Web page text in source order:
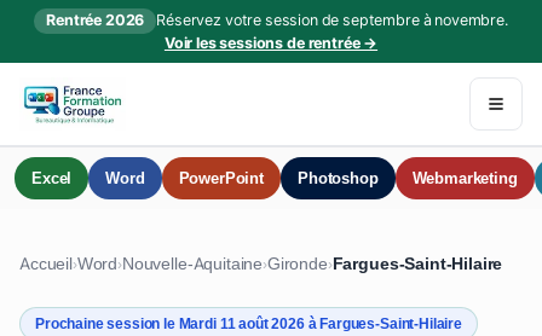
Rentrée 2026
Réservez votre session de septembre à novembre.
Voir les sessions de rentrée →
Excel Word PowerPoint Photoshop Webmarketing
Accueil›Word›Nouvelle-Aquitaine›Gironde›Fargues-Saint-Hilaire
Prochaine session le Mardi 11 août 2026 à Fargues-Saint-Hilaire